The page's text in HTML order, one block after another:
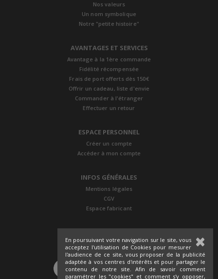
En poursuivant votre navigation sur le site, vous
acceptez l'utilisation de Cookies pour mesurer
l'audience de ce site, vous proposer de la publicité
adaptée à vos centres d'intérêts et pour partager le
contenu de notre site. Afin de savoir comment
paramétrer les "cookies" et comment s'y opposer,
Nos valeurs
Un nom symbolique
Notre "petite histoire"
AVANTAGES ET SERVICES
Avantage à la 1ère commande
Fidélité récompensée
Frais de port offerts dès 150€
Offrir un cadeau, liste d'envie
Commander à l'étranger
Effectuer un retour
ESPACE PERSONNEL
Créer un compte
Accéder à mon compte
INFOS GÉNÉRALES
Mentions légales
CGV
Espace fabricant
SUIVEZ-NOUS